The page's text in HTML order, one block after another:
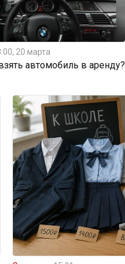
20 марта
автомобиль в аренду?